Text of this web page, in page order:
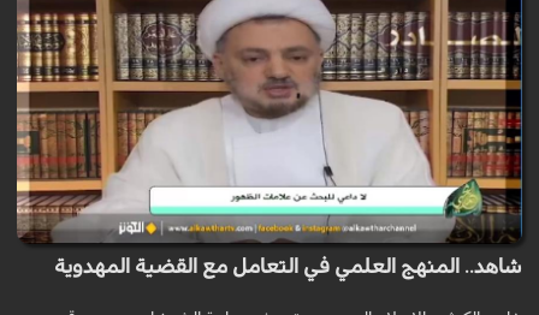
شاهد.. المنهج العلمي في التعامل مع القضية المهدوية